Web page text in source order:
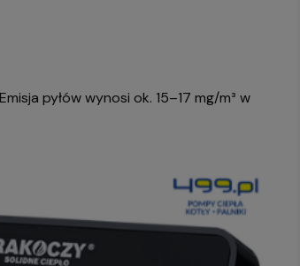
pyłów wynosi ok. 15–17 mg/m³ w